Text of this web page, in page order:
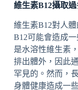
維生素B12攝取
維生素B12對人
B12可能會造成
是水溶性維生素
排出體外，因此
罕見的。然而，
身體健康造成一